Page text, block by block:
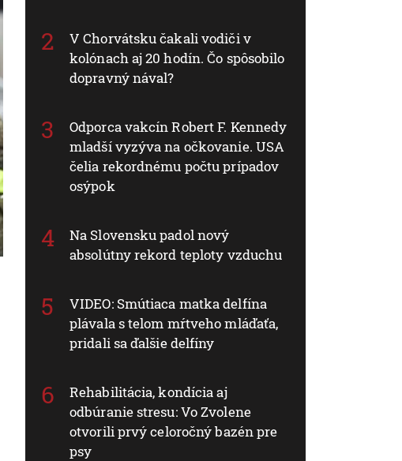
V Chorvátsku čakali vodiči v
kolónach aj 20 hodín. Čo spôsobilo
dopravný nával?
Odporca vakcín Robert F. Kennedy
mladší vyzýva na očkovanie. USA
čelia rekordnému počtu prípadov
osýpok
Na Slovensku padol nový
absolútny rekord teploty vzduchu
VIDEO: Smútiaca matka delfína
plávala s telom mŕtveho mláďaťa,
pridali sa ďalšie delfíny
Rehabilitácia, kondícia aj
odbúranie stresu: Vo Zvolene
otvorili prvý celoročný bazén pre
psy